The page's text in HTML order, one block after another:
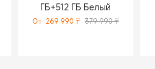
ГБ+512 ГБ Белый
От 269 990 ₸ 379 990 ₸